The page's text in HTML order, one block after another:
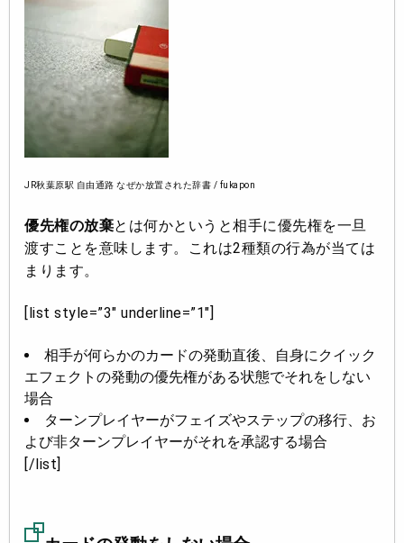
JR秋葉原駅 自由通路 なぜか放置された辞書 / fukapon
優先権の放棄とは何かというと相手に優先権を一旦
渡すことを意味します。これは2種類の行為が当ては
まります。
[list style=”3″ underline=”1″]
相手が何らかのカードの発動直後、自身にクイック
エフェクトの発動の優先権がある状態でそれをしない
場合
ターンプレイヤーがフェイズやステップの移行、お
よび非ターンプレイヤーがそれを承認する場合
[/list]